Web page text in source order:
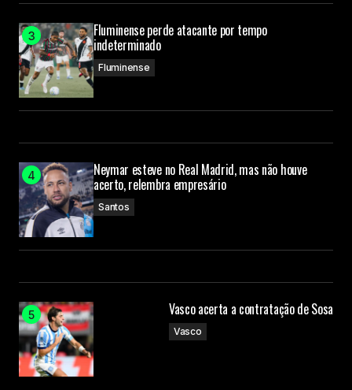
Fluminense perde atacante por tempo
indeterminado
Fluminense
Neymar esteve no Real Madrid, mas não houve
acerto, relembra empresário
Santos
Vasco acerta a contratação de Sosa
Vasco